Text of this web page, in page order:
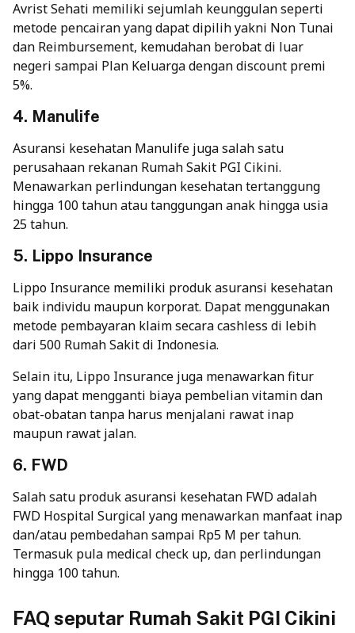
Avrist Sehati memiliki sejumlah keunggulan seperti
metode pencairan yang dapat dipilih yakni Non Tunai
dan Reimbursement, kemudahan berobat di luar
negeri sampai Plan Keluarga dengan discount premi
5%.
4. Manulife
Asuransi kesehatan Manulife juga salah satu
perusahaan rekanan Rumah Sakit PGI Cikini.
Menawarkan perlindungan kesehatan tertanggung
hingga 100 tahun atau tanggungan anak hingga usia
25 tahun.
5. Lippo Insurance
Lippo Insurance memiliki produk asuransi kesehatan
baik individu maupun korporat. Dapat menggunakan
metode pembayaran klaim secara cashless di lebih
dari 500 Rumah Sakit di Indonesia.
Selain itu, Lippo Insurance juga menawarkan fitur
yang dapat mengganti biaya pembelian vitamin dan
obat-obatan tanpa harus menjalani rawat inap
maupun rawat jalan.
6. FWD
Salah satu produk asuransi kesehatan FWD adalah
FWD Hospital Surgical yang menawarkan manfaat inap
dan/atau pembedahan sampai Rp5 M per tahun.
Termasuk pula medical check up, dan perlindungan
hingga 100 tahun.
FAQ seputar Rumah Sakit PGI Cikini